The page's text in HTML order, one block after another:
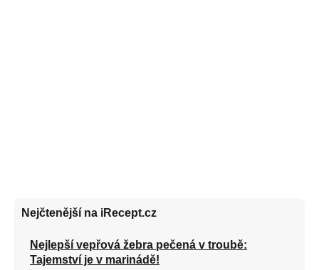
Nejčtenější na iRecept.cz
Nejlepší vepřová žebra pečená v troubě:
Tajemství je v marinádě!